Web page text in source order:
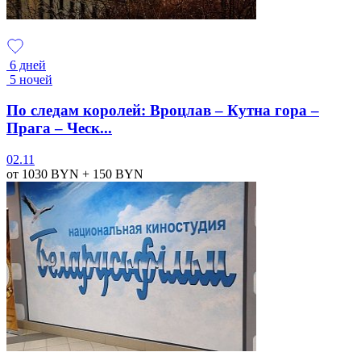
6 дней
5 ночей
По следам королей: Вроцлав – Кутна гора –
Прага – Ческ...
02.11
от 1030 BYN + 150 BYN